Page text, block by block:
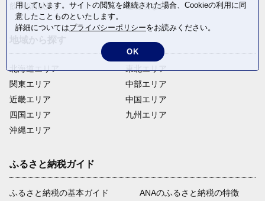
飲料(酒以外)
返礼品なし
北海道エリア
関東エリア
近畿エリア
四国エリア
沖縄エリア
東北エリア
中部エリア
中国エリア
九州エリア
ふるさと納税ガイド
ふるさと納税の基本ガイド
ANAのふるさと納税の特徴
用しています。サイトの閲覧を継続された場合、Cookieの利用に同
意したことものといたします。
詳細についてはプライバシーポリシーをお読みください。
OK